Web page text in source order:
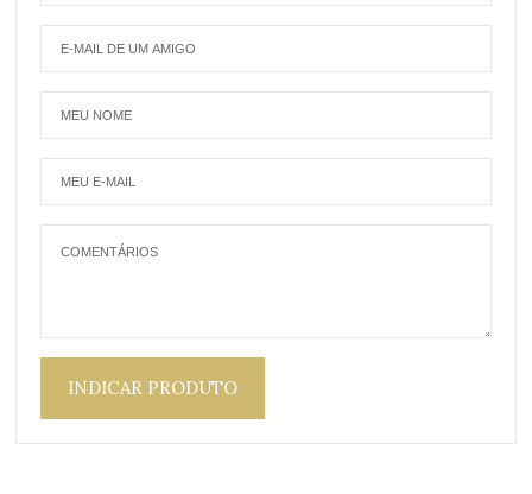
INDICAR PRODUTO